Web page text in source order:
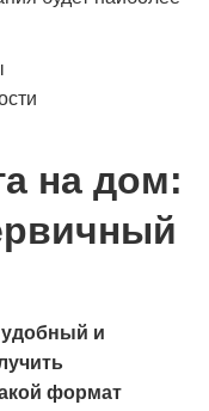
на дом:
и
формат